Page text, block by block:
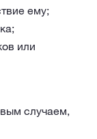
ему;
или
случаем,